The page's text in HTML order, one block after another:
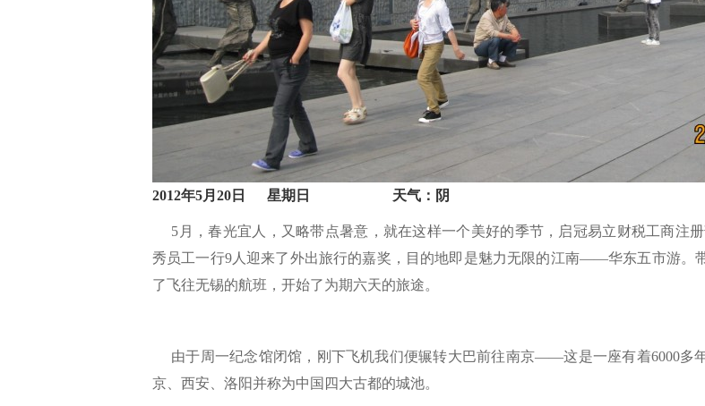
2012年5月20 日 星期日 天气：阴
5月，春光宜人，又略带点暑意，就在这样一个美好的季节，启冠易立财税工商注
秀员工一行9人迎来了外出旅行的嘉奖，目的地即是魅力无限的江南——华东五市游。
了飞往无锡的航班，开始了为期六天的旅途。
由于周一纪念馆闭馆，刚下飞机我们便辗转大巴前往南京——这是一座有着6000多
京、西安、洛阳并称为中国四大古都的城池。